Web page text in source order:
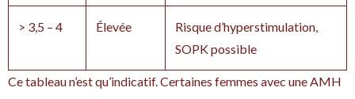
> 3,5 – 4 Élevée
Risque d’hyperstimulation,
SOPK possible
Ce tableau n’est qu’indicatif. Certaines femmes avec une AMH